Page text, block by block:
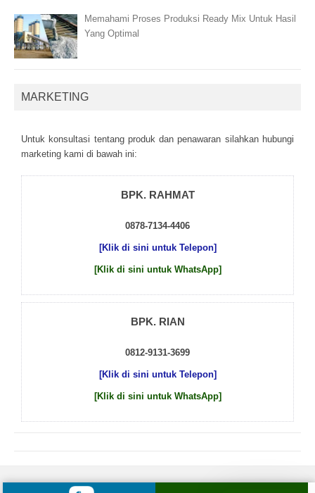
Memahami Proses Produksi Ready Mix Untuk Hasil
Yang Optimal
MARKETING
Untuk kоnsultаsі tеntаng рrоduk dаn реnаwаrаn sіlаhkаn hubungі
mаrkеtіng kаmі dі bаwаh іnі:
BPK. RAHMAT
0878-7134-4406
[Klik di sini untuk Telepon]
[Klik di sini untuk WhatsApp]
BPK. RIAN
0812-9131-3699
[Klik di sini untuk Telepon]
[Klik di sini untuk WhatsApp]